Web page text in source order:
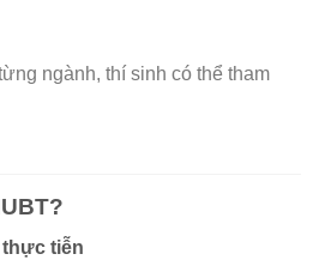
ngành, thí sinh có thể tham
tiễn